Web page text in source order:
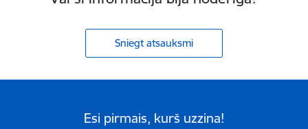
Sniegt atsauksmi
Esi pirmais, kurš uzzina!